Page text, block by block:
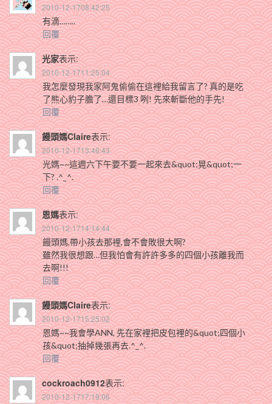
2010-12-1708:42:25
有滴……..
回覆
光家表示:
2010-12-1711:25:04
我怎麼發現我家阿鬼偷偷在這裡給我留言了? 真的是吃
了熊心豹子膽了…還目標3 咧! 先來斬斷他的手先!
回覆
饅頭媽Claire表示:
2010-12-1713:46:43
光媽~~這週六下午要不要一起來去&quot;晃&quot;一
下? .^_^.
回覆
恩媽表示:
2010-12-1714:14:44
饅頭媽,帶小孩去那裡,會不會敗很大啊?
雖然我很想跟…但我怕會有許許多多的四個小孩離我而
去啊!!!
回覆
饅頭媽Claire表示:
2010-12-1715:25:02
恩媽~~我會學ANN, 先在家裡把皮包裡的&quot;四個小
孩&quot;抽掉幾張再去.^_^.
回覆
cockroach0912表示:
2010-12-1717:19:06